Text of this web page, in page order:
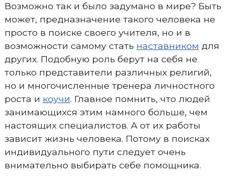
Возможно так и было задумано в мире? Быть
может, предназначение такого человека не
просто в поиске своего учителя, но и в
возможности самому стать наставником для
других. Подобную роль берут на себя не
только представители различных религий,
но и многочисленные тренера личностного
роста и коучи. Главное помнить, что людей
занимающихся этим намного больше, чем
настоящих специалистов. А от их работы
зависит жизнь человека. Потому в поисках
индивидуального пути следует очень
внимательно выбирать себе помощника.